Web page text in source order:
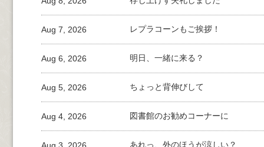
レプラコーンもご挨拶！
Aug 7, 2026
明日、一緒に来る？
Aug 6, 2026
ちょっと背伸びして
Aug 5, 2026
図書館のお勧めコーナーに
Aug 4, 2026
あれっ、外のほうが涼しい？